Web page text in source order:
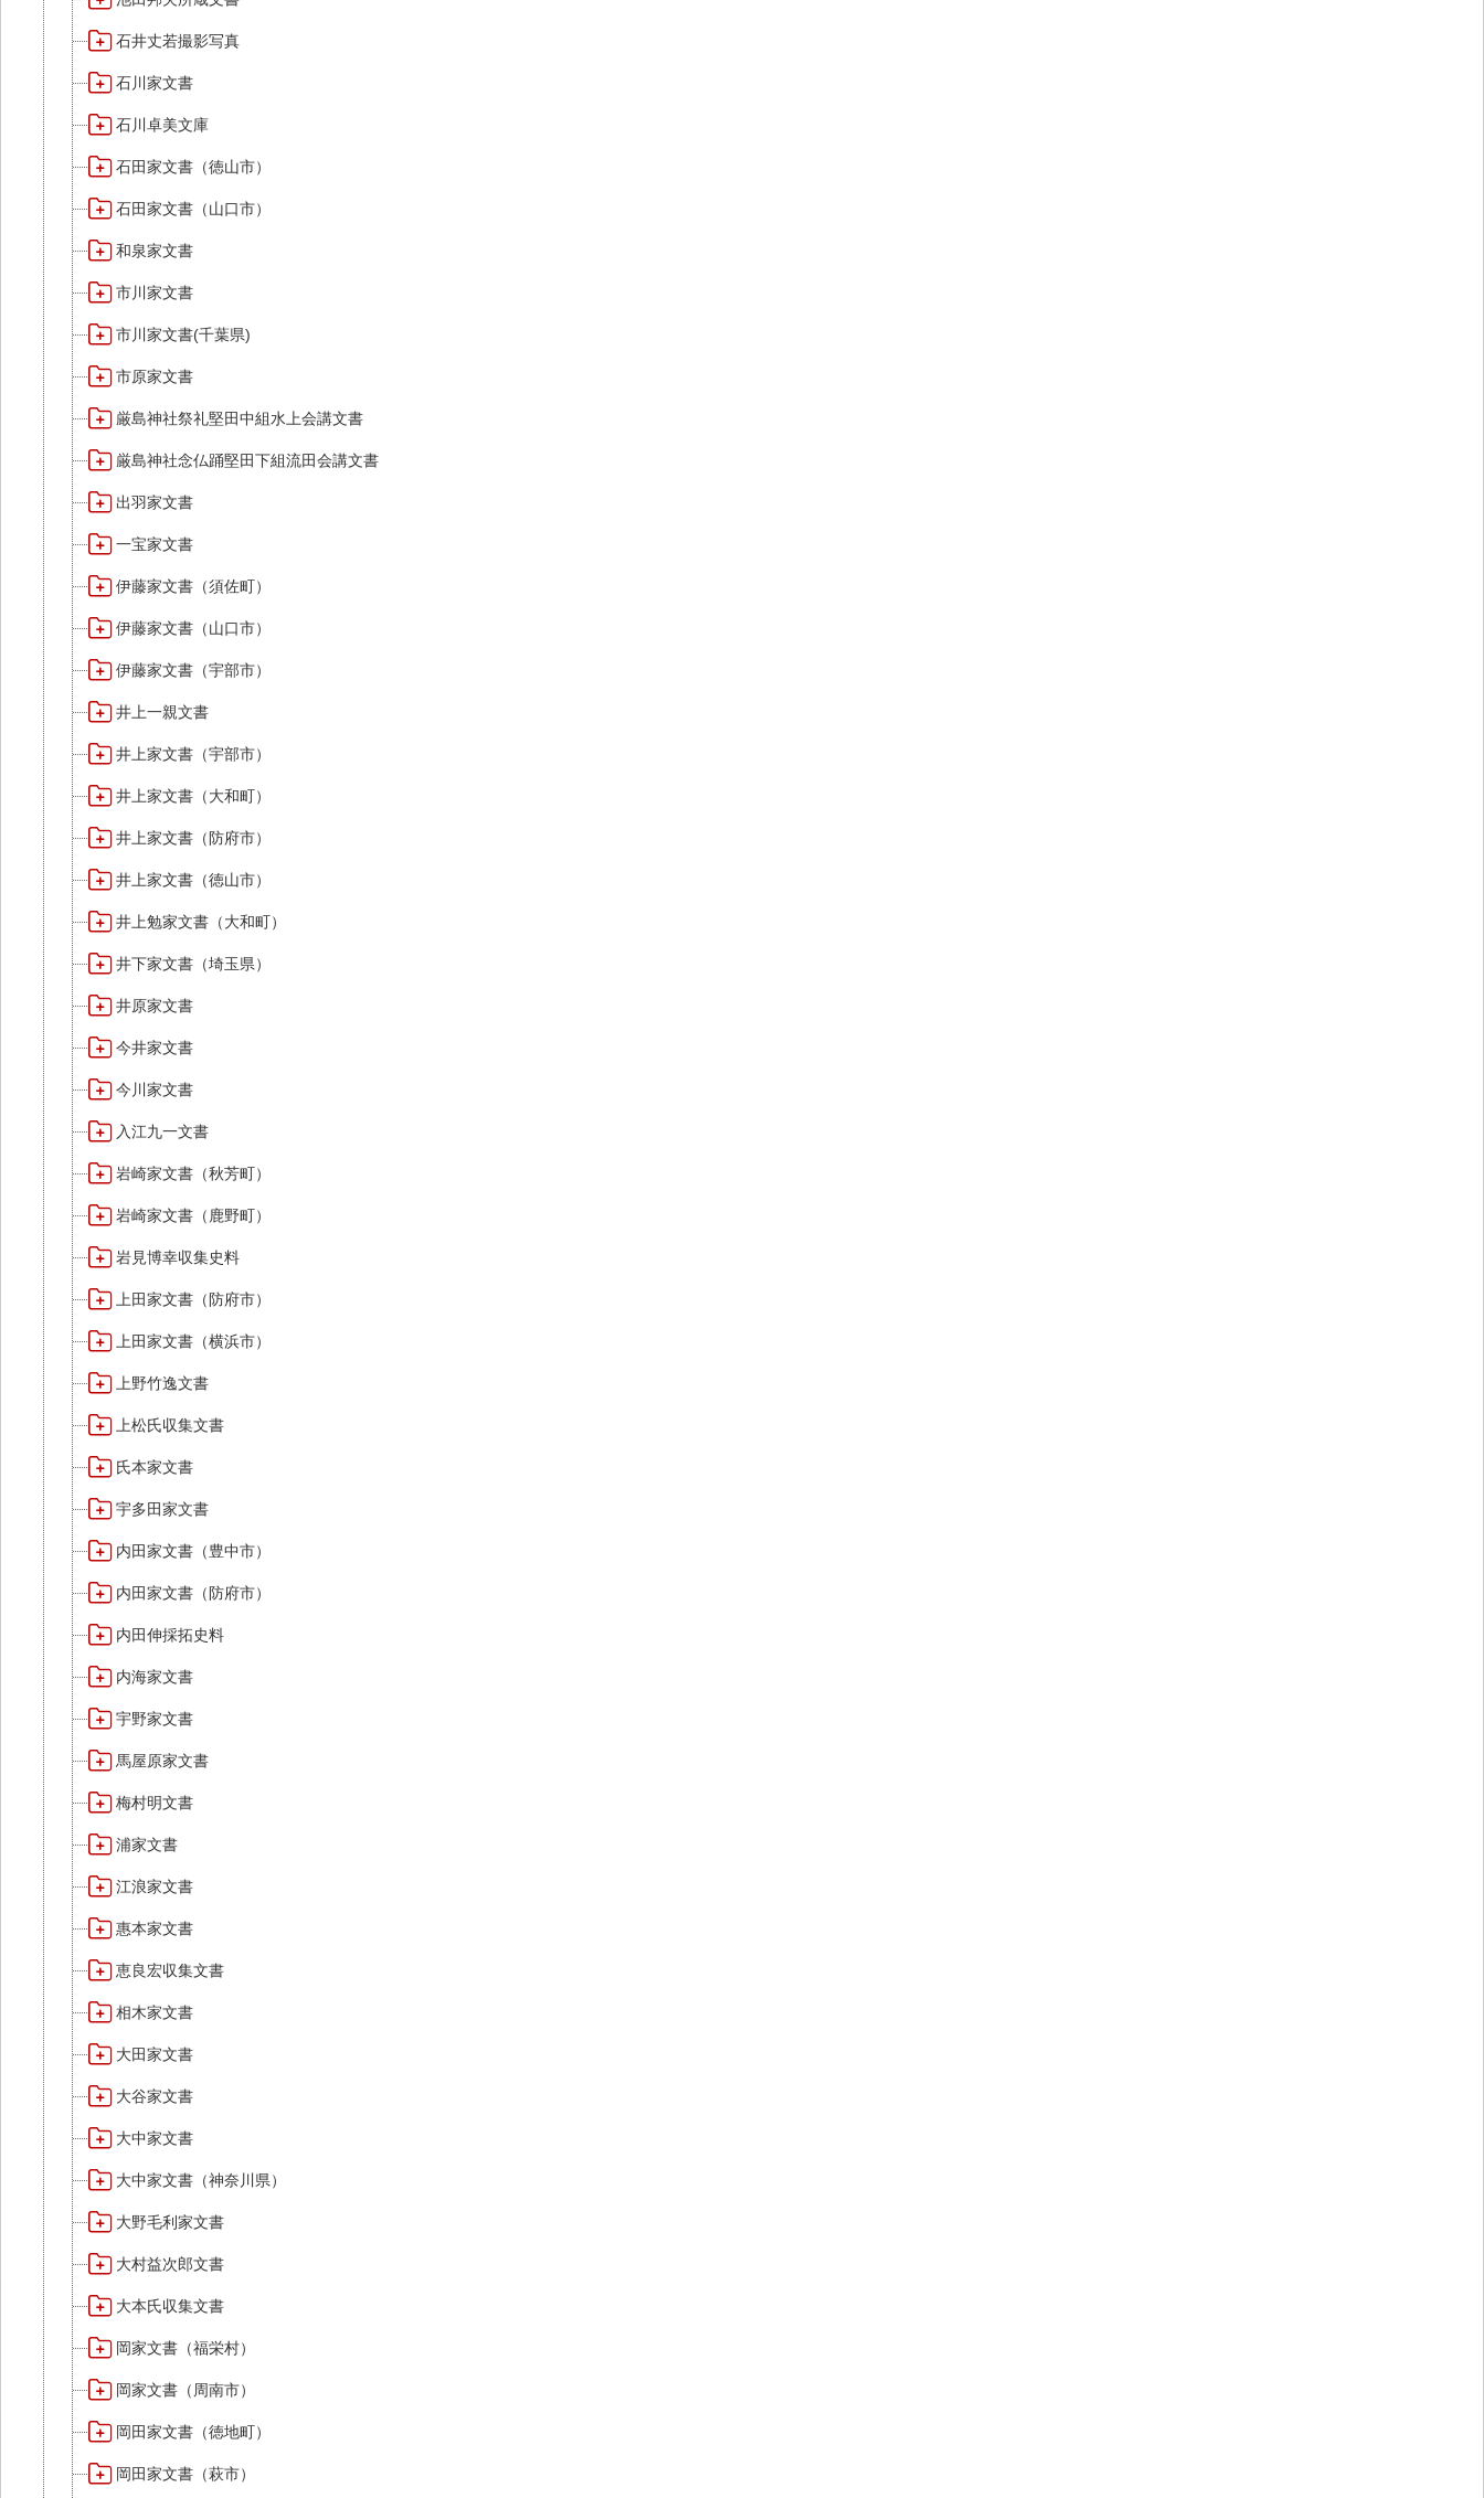
石井丈若撮影写真
石川家文書
石川卓美文庫
石田家文書（徳山市）
石田家文書（山口市）
和泉家文書
市川家文書
市川家文書(千葉県)
市原家文書
厳島神社祭礼堅田中組水上会講文書
厳島神社念仏踊堅田下組流田会講文書
出羽家文書
一宝家文書
伊藤家文書（須佐町）
伊藤家文書（山口市）
伊藤家文書（宇部市）
井上一親文書
井上家文書（宇部市）
井上家文書（大和町）
井上家文書（防府市）
井上家文書（徳山市）
井上勉家文書（大和町）
井下家文書（埼玉県）
井原家文書
今井家文書
今川家文書
入江九一文書
岩崎家文書（秋芳町）
岩崎家文書（鹿野町）
岩見博幸収集史料
上田家文書（防府市）
上田家文書（横浜市）
上野竹逸文書
上松氏収集文書
氏本家文書
宇多田家文書
内田家文書（豊中市）
内田家文書（防府市）
内田伸採拓史料
内海家文書
宇野家文書
馬屋原家文書
梅村明文書
浦家文書
江浪家文書
惠本家文書
恵良宏収集文書
相木家文書
大田家文書
大谷家文書
大中家文書
大中家文書（神奈川県）
大野毛利家文書
大村益次郎文書
大本氏収集文書
岡家文書（福栄村）
岡家文書（周南市）
岡田家文書（徳地町）
岡田家文書（萩市）